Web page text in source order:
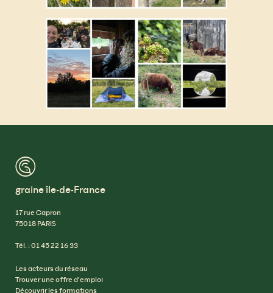
™
graine île-de-France
17 rue Capron
75018 PARIS
Tél. : 01 45 22 16 33
Les acteurs du réseau
Trouver une offre d’emploi